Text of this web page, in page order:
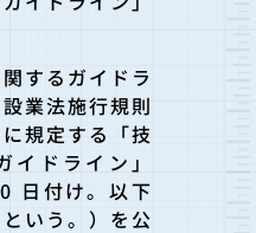
するガイドラ
業法施行規則
規定する「技
ドライン」
日付け。以下
いう。）を公